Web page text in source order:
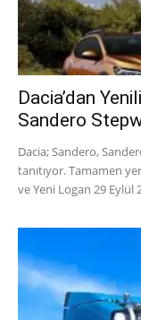
Dacia’dan
Sandero
Dacia; Sandero,
tanıtıyor. Tamamen
ve Yeni Logan 29 Eylül